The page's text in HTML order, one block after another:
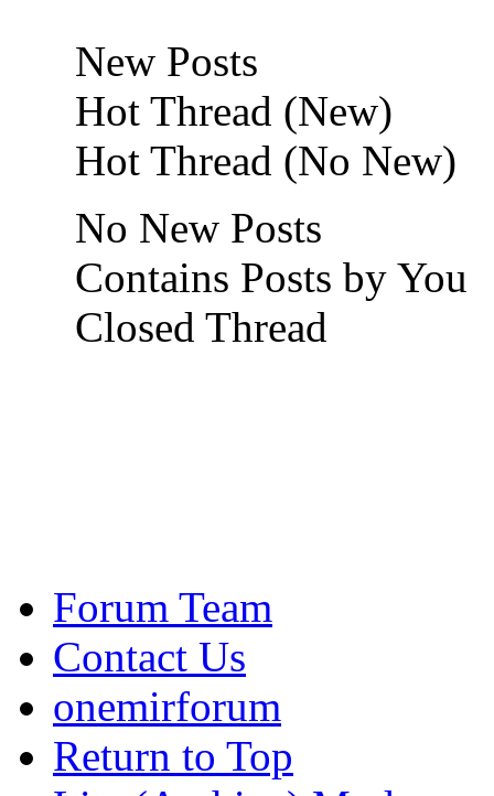
New Posts
Hot Thread (New)
Hot Thread (No New)
No New Posts
Contains Posts by You
Closed Thread
Forum Team
Contact Us
onemirforum
Return to Top